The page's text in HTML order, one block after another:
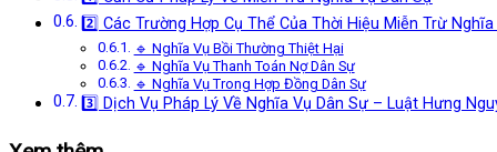
2️⃣ Các Trường Hợp Cụ Thể Của Thời Hiệu Miễn Trừ
🔹 Nghĩa Vụ Bồi Thường Thiệt Hại
🔹 Nghĩa Vụ Thanh Toán Nợ Dân Sự
🔹 Nghĩa Vụ Trong Hợp Đồng Dân Sự
3️⃣ Dịch Vụ Pháp Lý Về Nghĩa Vụ Dân Sự – Luật Hưng